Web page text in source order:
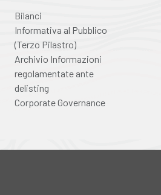
Bilanci
Informativa al Pubblico
(Terzo Pilastro)
Archivio Informazioni
regolamentate ante
delisting
Corporate Governance